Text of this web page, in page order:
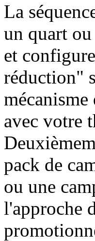
La
un quart
et
réduction"
avec votre
pack de
ou une
l'approche